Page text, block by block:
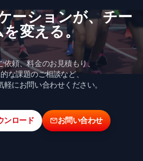
ーションが、​チー
を​変える。
依頼、料金のお見積もり、
な課題のご相談など、
軽にお問い合わせください。
ンロード お問い合わせ